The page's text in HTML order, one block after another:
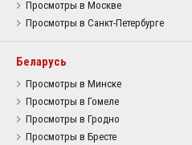
Просмотры в Москве
Просмотры в Санкт-Петербурге
Беларусь
Просмотры в Минске
Просмотры в Гомеле
Просмотры в Гродно
Просмотры в Бресте